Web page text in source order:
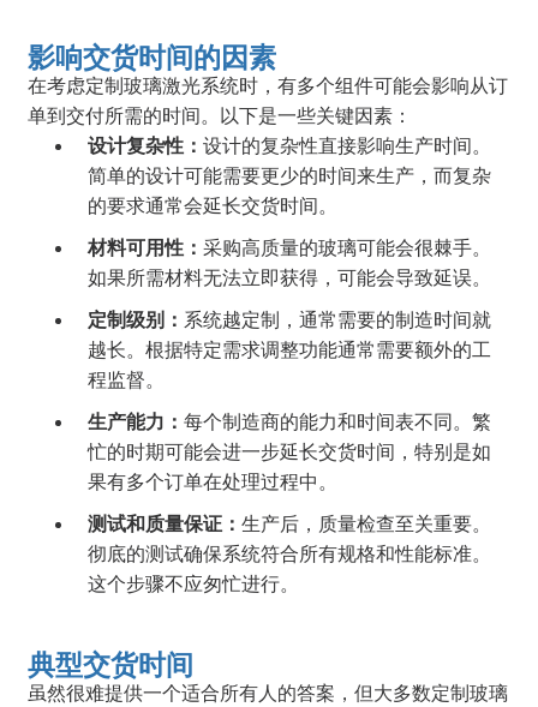
影响交货时间的因素
在考虑定制玻璃激光系统时，有多个组件可能会影响从订
单到交付所需的时间。以下是一些关键因素：
设计复杂性：设计的复杂性直接影响生产时间。
简单的设计可能需要更少的时间来生产，而复杂
的要求通常会延长交货时间。
材料可用性：采购高质量的玻璃可能会很棘手。
如果所需材料无法立即获得，可能会导致延误。
定制级别： 系统越定制，通常需要的制造时间就
越长。根据特定需求调整功能通常需要额外的工
程监督。
生产能力：每个制造商的能力和时间表不同。繁
忙的时期可能会进一步延长交货时间，特别是如
果有多个订单在处理过程中。
测试和质量保证：生产后，质量检查至关重要。
彻底的测试确保系统符合所有规格和性能标准。
这个步骤不应匆忙进行。
典型交货时间
虽然很难提供一个适合所有人的答案，但大多数定制玻璃